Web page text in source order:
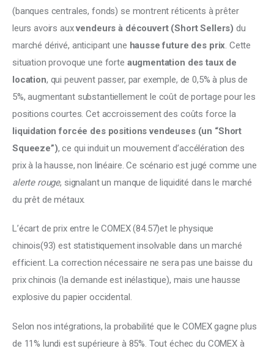
(banques centrales, fonds) se montrent réticents à prêter
leurs avoirs aux vendeurs à découvert (Short Sellers) du
marché dérivé, anticipant une hausse future des prix. Cette
situation provoque une forte augmentation des taux de
location, qui peuvent passer, par exemple, de 0,5% à plus de
5%, augmentant substantiellement le coût de portage pour les
positions courtes. Cet accroissement des coûts force la
liquidation forcée des positions vendeuses (un “Short
Squeeze”), ce qui induit un mouvement d’accélération des
prix à la hausse, non linéaire. Ce scénario est jugé comme une
alerte rouge, signalant un manque de liquidité dans le marché
du prêt de métaux.
L’écart de prix entre le COMEX (84.57)et le physique
chinois(93) est statistiquement insolvable dans un marché
efficient. La correction nécessaire ne sera pas une baisse du
prix chinois (la demande est inélastique), mais une hausse
explosive du papier occidental.
Selon nos intégrations, la probabilité que le COMEX gagne plus
de 11% lundi est supérieure à 85%. Tout échec du COMEX à